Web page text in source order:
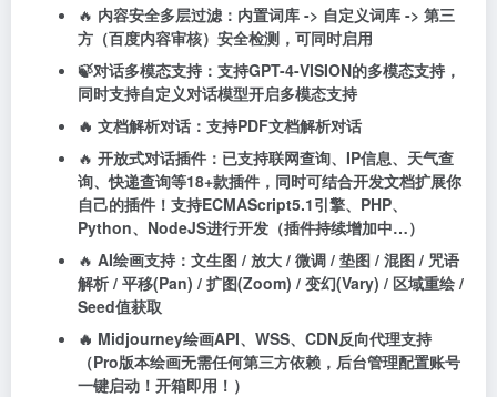
🔥 内容安全多层过滤：内置词库 -> 自定义词库 -> 第三
方（百度内容审核）安全检测，可同时启用
🍃对话多模态支持：支持GPT-4-VISION的多模态支持，
同时支持自定义对话模型开启多模态支持
🔥 文档解析对话：支持PDF文档解析对话
🔥 开放式对话插件：已支持联网查询、IP信息、天气查
询、快递查询等18+款插件，同时可结合开发文档扩展你
自己的插件！支持ECMAScript5.1引擎、PHP、
Python、NodeJS进行开发（插件持续增加中…）
🔥 AI绘画支持：文生图 / 放大 / 微调 / 垫图 / 混图 / 咒语
解析 / 平移(Pan) / 扩图(Zoom) / 变幻(Vary) / 区域重绘 /
Seed值获取
🔥 Midjourney绘画API、WSS、CDN反向代理支持
（Pro版本绘画无需任何第三方依赖，后台管理配置账号
一键启动！开箱即用！）